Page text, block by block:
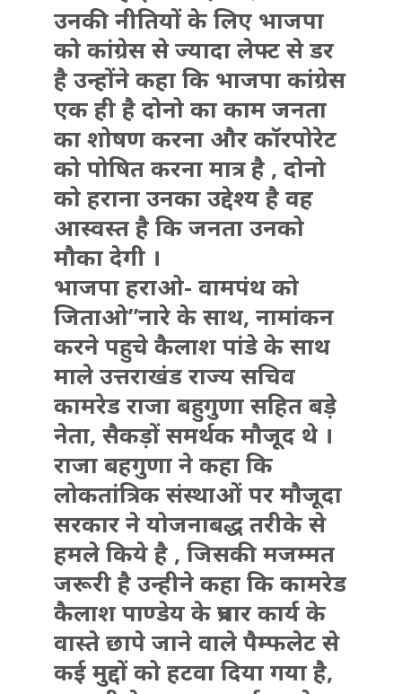
उनकी नीतियों के लिए भाजपा
को कांग्रेस से ज्यादा लेफ्ट से डर
है उन्होंने कहा कि भाजपा कांग्रेस
एक ही है दोनो का काम जनता
का शोषण करना और कॉरपोरेट
को पोषित करना मात्र है , दोनो
को हराना उनका उद्देश्य है वह
आस्वस्त है कि जनता उनको
मौका देगी ।
भाजपा हराओ- वामपंथ को
जिताओ”नारे के साथ, नामांकन
करने पहुचे कैलाश पांडे के साथ
माले उत्तराखंड राज्य सचिव
कामरेड राजा बहुगुणा सहित बड़े
नेता, सैकड़ों समर्थक मौजूद थे ।
राजा बहगुणा ने कहा कि
लोकतांत्रिक संस्थाओं पर मौजूदा
सरकार ने योजनाबद्ध तरीके से
हमले किये है , जिसकी मजम्मत
जरूरी है उन्हीने कहा कि कामरेड
कैलाश पाण्डेय के प्रचार कार्य के
वास्ते छापे जाने वाले पैम्फलेट से
कई मुद्दों को हटवा दिया गया है,